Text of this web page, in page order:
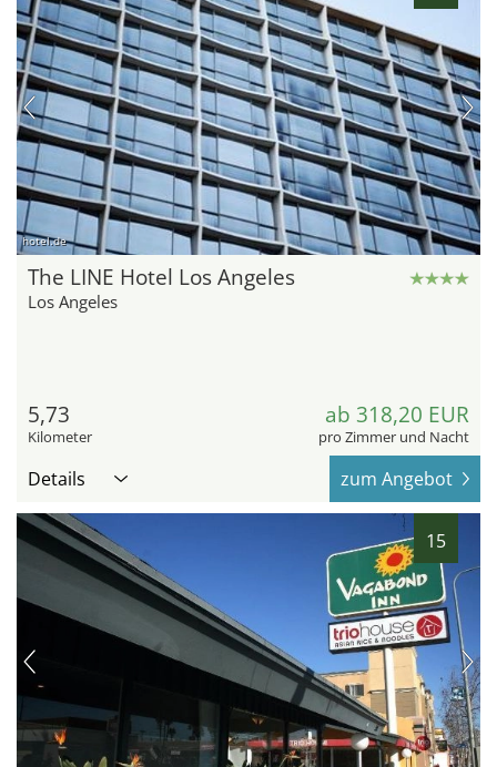
hotel.de
The LINE Hotel Los Angeles
Los Angeles
5,73
Kilometer
ab 318,20 EUR
pro Zimmer und Nacht
Details zum Angebot
15